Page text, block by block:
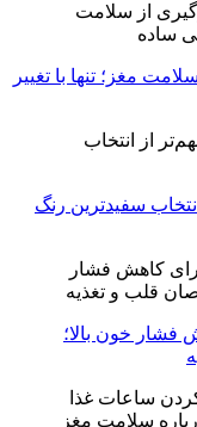
مغز؛ تنها با تغییر
سفیدترین رنگ
فشار خون بالا؛